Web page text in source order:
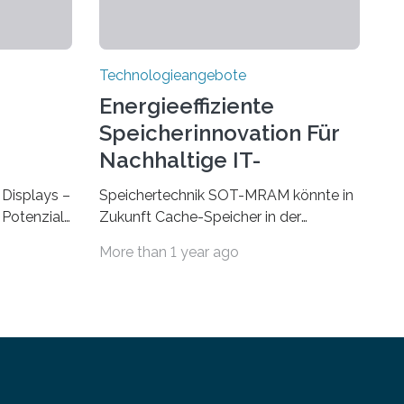
–
eine
Technologieangebote
Energieeffiziente
Speicherinnovation Für
Nachhaltige IT-
Lösungen
Speichertechnik SOT-MRAM könnte in
Zukunft Cache-Speicher in der
Foto, klick, und ab in die sozialen
More than 1 year ago